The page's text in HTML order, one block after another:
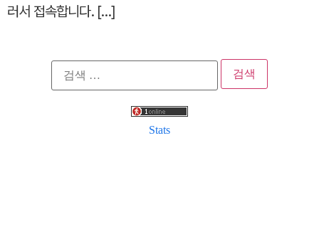
러서 접속합니다. […]
검
색:
Stats